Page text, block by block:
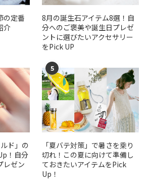
の定番
介
​​8月の誕生石アイテム8選！自
分へのご褒美や誕生日プレゼ
ントに選びたいアクセサリー
をPick UP
ド」の
！自分
レゼン
5
「夏バテ対策」で暑さを乗り
切れ！この夏に向けて準備し
ておきたいアイテムをPick
Up！